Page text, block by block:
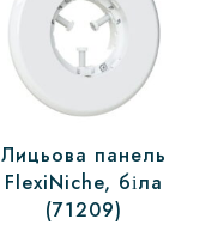
Лицьова панель
FlexiNiche, біла
(71209)